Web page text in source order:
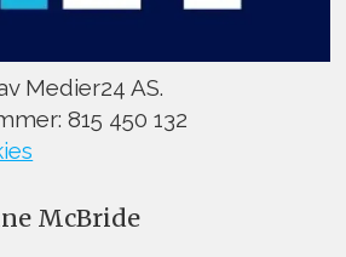
Medier24 AS.
815 450 132
McBride